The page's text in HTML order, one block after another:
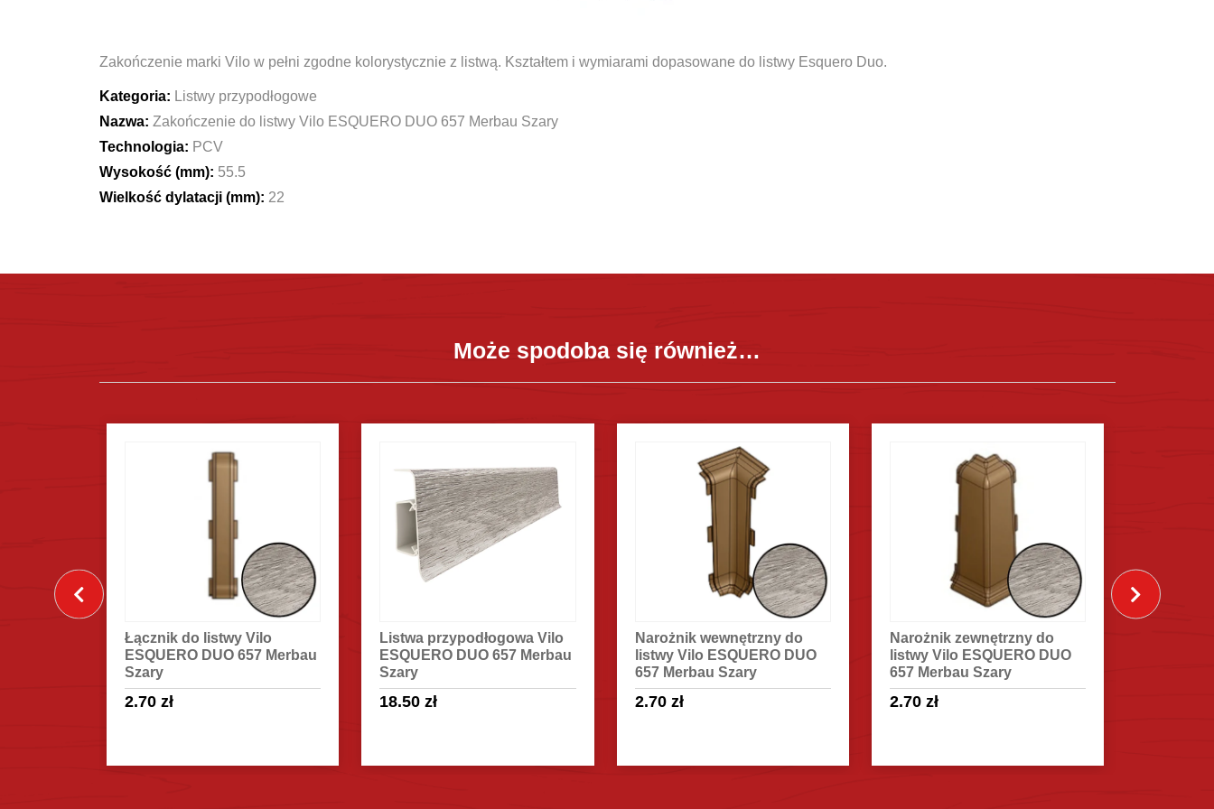
Zakończenie marki Vilo w pełni zgodne kolorystycznie z listwą. Kształtem i wymiarami dopasowane do listwy Esquero Duo.
Kategoria: Listwy przypodłogowe
Nazwa: Zakończenie do listwy Vilo ESQUERO DUO 657 Merbau Szary
Technologia: PCV
Wysokość (mm): 55.5
Wielkość dylatacji (mm): 22
Może spodoba się również…
Listwa przypodłogowa Vilo
ESQUERO DUO 657 Merbau
Szary
18.50zł
Narożnik wewnętrzny do
listwy Vilo ESQUERO DUO
657 Merbau Szary
2.70zł
Narożnik zewnętrzny do
listwy Vilo ESQUERO DUO
657 Merbau Szary
2.70 zł
Łącznik do listwy Vilo
ESQUERO DUO 657 Merbau
Szary
2.70 zł